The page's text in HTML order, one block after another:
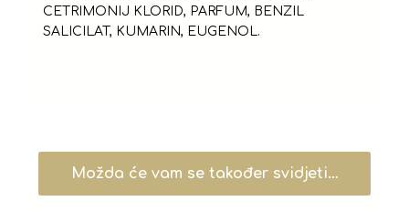
CETRIMONIJ KLORID, PARFUM, BENZIL
SALICILAT, KUMARIN, EUGENOL.
Možda će vam se također svidjeti…